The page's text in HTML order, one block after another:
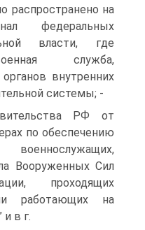
распространено на
федеральных
власти, где
служба,
внутренних
системы; -
РФ от
по обеспечению
Вооруженных Сил
проходящих
работающих на
и в г.